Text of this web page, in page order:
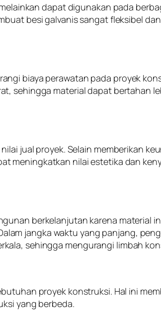
dapat digunakan pada
besi galvanis sangat fleksibel
biaya perawatan pada proyek
sehingga material dapat bertahan
jual proyek. Selain memberikan
meningkatkan nilai estetika dan
berkelanjutan karena material
jangka waktu yang panjang,
sehingga mengurangi limbah
proyek konstruksi. Hal ini
yang berbeda.